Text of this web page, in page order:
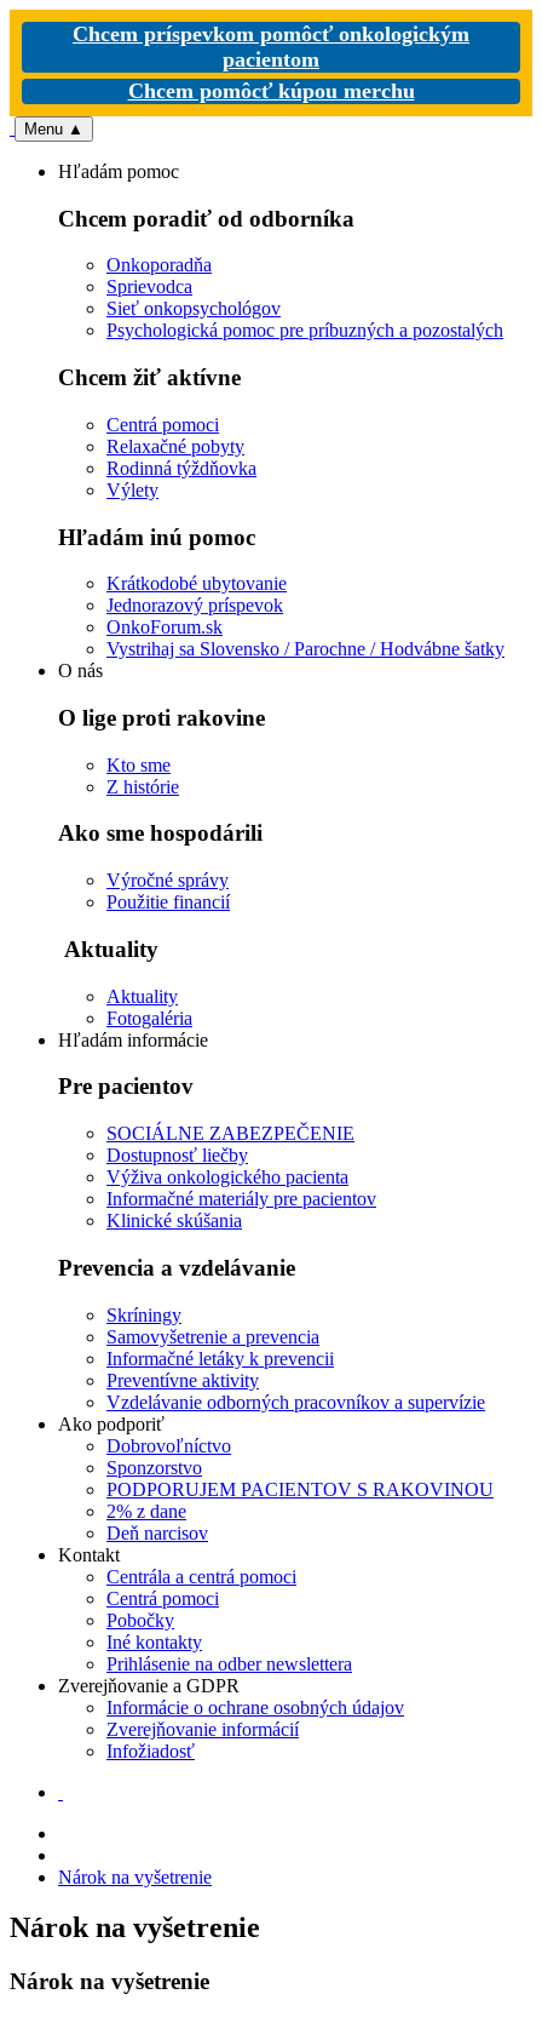
Chcem príspevkom pomôcť onkologickým
pacientom
Chcem pomôcť kúpou merchu
Menu ▲
Hľadám pomoc
Chcem poradiť od odborníka
Onkoporadňa
Sprievodca
Sieť onkopsychológov
Psychologická pomoc pre príbuzných a pozostalých
Chcem žiť aktívne
Centrá pomoci
Relaxačné pobyty
Rodinná týždňovka
Výlety
Hľadám inú pomoc
Krátkodobé ubytovanie
Jednorazový príspevok
OnkoForum.sk
Vystrihaj sa Slovensko / Parochne / Hodvábne šatky
O nás
O lige proti rakovine
Kto sme
Z histórie
Ako sme hospodárili
Výročné správy
Použitie financií
Aktuality
Aktuality
Fotogaléria
Hľadám informácie
Pre pacientov
SOCIÁLNE ZABEZPEČENIE
Dostupnosť liečby
Výživa onkologického pacienta
Informačné materiály pre pacientov
Klinické skúšania
Prevencia a vzdelávanie
Skríningy
Samovyšetrenie a prevencia
Informačné letáky k prevencii
Preventívne aktivity
Vzdelávanie odborných pracovníkov a supervízie
Ako podporiť
Dobrovoľníctvo
Sponzorstvo
PODPORUJEM PACIENTOV S RAKOVINOU
2% z dane
Deň narcisov
Kontakt
Centrála a centrá pomoci
Centrá pomoci
Pobočky
Iné kontakty
Prihlásenie na odber newslettera
Zverejňovanie a GDPR
Informácie o ochrane osobných údajov
Zverejňovanie informácií
Infožiadosť
Nárok na vyšetrenie
Nárok na vyšetrenie
Nárok na vyšetrenie